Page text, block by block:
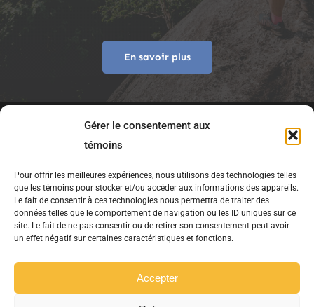
Gérer le consentement aux
témoins
Pour offrir les meilleures expériences, nous utilisons des technologies telles
que les témoins pour stocker et/ou accéder aux informations des appareils.
Le fait de consentir à ces technologies nous permettra de traiter des
données telles que le comportement de navigation ou les ID uniques sur ce
site. Le fait de ne pas consentir ou de retirer son consentement peut avoir
un effet négatif sur certaines caractéristiques et fonctions.
Accepter
En savoir plus
Copyright © 2021 75S.ca – Tous droits